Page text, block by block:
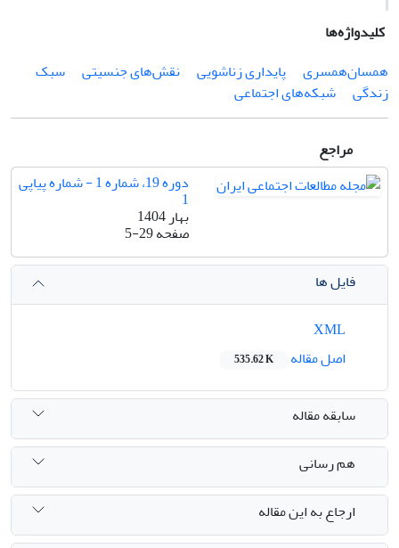
کلیدواژه‌ها
همسان‌همسری
پایداری زناشویی نقش‌های جنسیتی
سبک
زندگی
شبکه‌های اجتماعی
مراجع
دوره 19، شماره 1 - شماره پیاپی
1
بهار 1404
صفحه5-29
فایل ها
اصل مقاله
535.62 K
سابقه مقاله
هم رسانی
ارجاع به این مقاله